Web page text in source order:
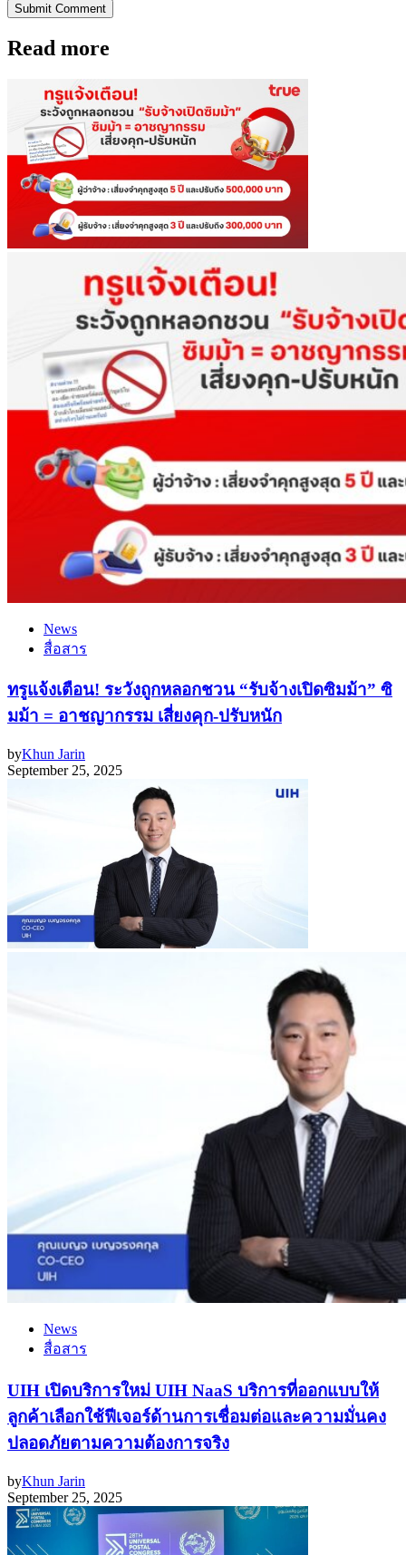
Submit Comment
Read more
News
สื่อสาร
ทรูแจ้งเตือน! ระวังถูกหลอกชวน “รับจ้างเปิดซิมม้า” ซิ
มม้า = อาชญากรรม เสี่ยงคุก-ปรับหนัก
byKhun Jarin
September 25, 2025
News
สื่อสาร
UIH เปิดบริการใหม่ UIH NaaS บริการที่ออกแบบให้
ลูกค้าเลือกใช้ฟีเจอร์ด้านการเชื่อมต่อและความมั่นคง
ปลอดภัยตามความต้องการจริง
byKhun Jarin
September 25, 2025